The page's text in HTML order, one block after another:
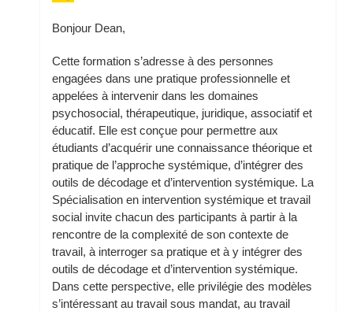
Bonjour Dean,
Cette formation s’adresse à des personnes
engagées dans une pratique professionnelle et
appelées à intervenir dans les domaines
psychosocial, thérapeutique, juridique, associatif et
éducatif. Elle est conçue pour permettre aux
étudiants d’acquérir une connaissance théorique et
pratique de l’approche systémique, d’intégrer des
outils de décodage et d’intervention systémique. La
Spécialisation en intervention systémique et travail
social invite chacun des participants à partir à la
rencontre de la complexité de son contexte de
travail, à interroger sa pratique et à y intégrer des
outils de décodage et d’intervention systémique.
Dans cette perspective, elle privilégie des modèles
s’intéressant au travail sous mandat, au travail